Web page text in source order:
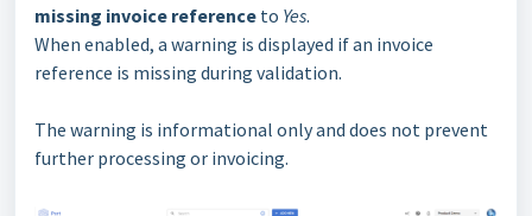
missing invoice reference to Yes.
When enabled, a warning is displayed if an invoice
reference is missing during validation.
The warning is informational only and does not prevent
further processing or invoicing.